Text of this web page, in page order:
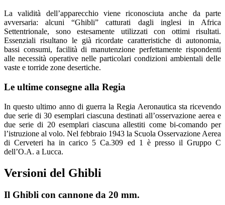
La validità dell’apparecchio viene riconosciuta anche da parte
avversaria: alcuni “Ghibli” catturati dagli inglesi in Africa
Settentrionale, sono estesamente utilizzati con ottimi risultati.
Essenziali risultano le già ricordate caratteristiche di autonomia,
bassi consumi, facilità di manutenzione perfettamente rispondenti
alle necessità operative nelle particolari condizioni ambientali delle
vaste e torride zone desertiche.
Le ultime consegne alla Regia
In questo ultimo anno di guerra la Regia Aeronautica sta ricevendo
due serie di 30 esemplari ciascuna destinati all’osservazione aerea e
due serie di 20 esemplari ciascuna allestiti come bi-comando per
l’istruzione al volo. Nel febbraio 1943 la Scuola Osservazione Aerea
di Cerveteri ha in carico 5 Ca.309 ed 1 è presso il Gruppo C
dell’O.A. a Lucca.
Versioni del Ghibli
Il Ghibli con cannone da 20 mm.